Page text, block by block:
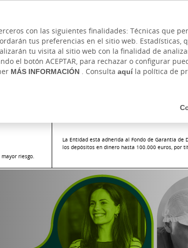
con las siguientes finalidades: Técnicas que
tus preferencias en el sitio web.
tu visita al sitio web con la finalidad de
el botón ACEPTAR, para rechazar o configurar
MÁS INFORMACIÓN. Consulta aquíla política de
Y EMPRENDEDORES
Financiación Ahorro e Inversión
riesgo.
La Entidad está adherida al Fondo de Garantía de
los depósitos en dinero hasta 100.000 euros, por